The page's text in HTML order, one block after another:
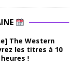
The Western
les titres à 10
!